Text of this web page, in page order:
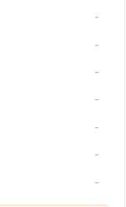
-
-
-
-
-
-
-